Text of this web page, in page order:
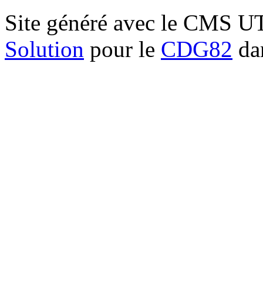
Site généré avec le CMS
Solution pour le CDG82